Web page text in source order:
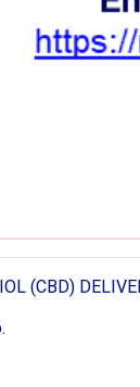
(CBD)